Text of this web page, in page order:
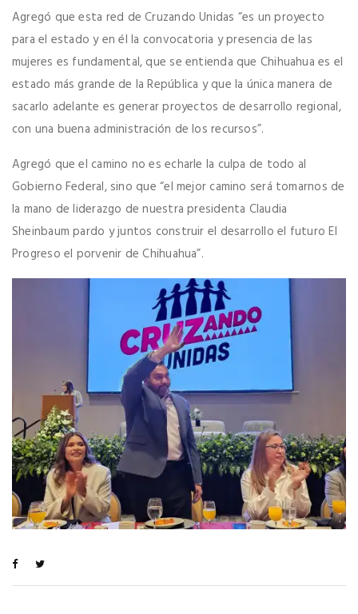
Agregó que esta red de Cruzando Unidas “es un proyecto
para el estado y en él la convocatoria y presencia de las
mujeres es fundamental, que se entienda que Chihuahua es el
estado más grande de la República y que la única manera de
sacarlo adelante es generar proyectos de desarrollo regional,
con una buena administración de los recursos”.
Agregó que el camino no es echarle la culpa de todo al
Gobierno Federal, sino que “el mejor camino será tomarnos de
la mano de liderazgo de nuestra presidenta Claudia
Sheinbaum pardo y juntos construir el desarrollo el futuro El
Progreso el porvenir de Chihuahua”.